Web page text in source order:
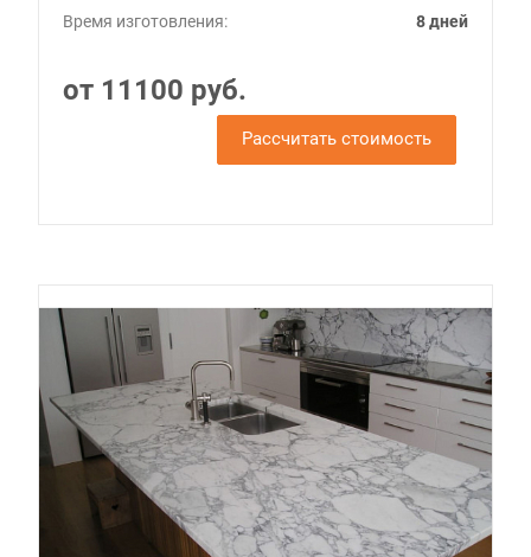
Время изготовления: 8 дней
от 11100 руб.
Рассчитать стоимость